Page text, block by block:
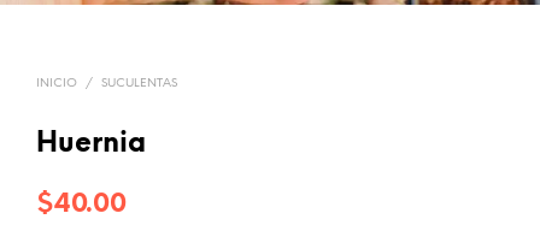
INICIO / SUCULENTAS
Huernia
$40.00